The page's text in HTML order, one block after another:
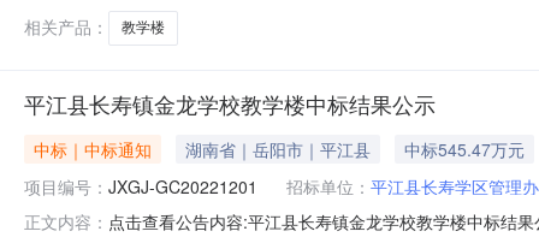
的任何缺陷。
相关产品：
教学楼
平江县长寿镇金龙学校教学楼中标结果公示
中标｜中标通知 湖南省｜岳阳市｜平江县
中标545.47万元
项目编号： JXGJ-GC20221201 招标单位： 平江县长寿学区管理
正文内容： 点击查看公告内容:平江县长寿镇金龙学校教学楼中标结